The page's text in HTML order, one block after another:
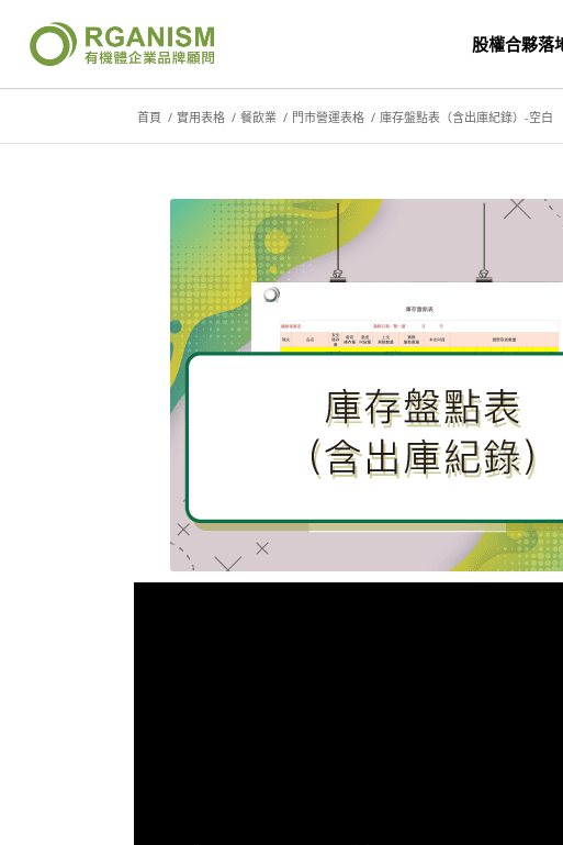
股權合夥落
首頁 / 實用表格 / 餐飲業 / 門市營運表格 / 庫存盤點表（含出庫紀錄）-空白